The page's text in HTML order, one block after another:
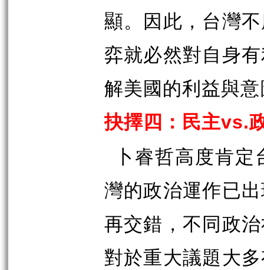
顯。因此，台灣
弈就必然對自身
解美國的利益與
抉擇四：民主vs.
卜睿哲高度肯
灣的政治運作已
再交錯，不同政
對於重大議題大